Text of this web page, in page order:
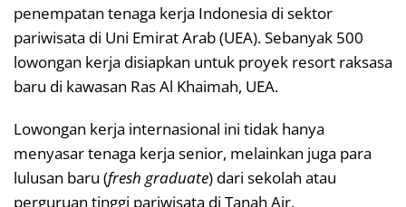
penempatan tenaga kerja Indonesia di sektor
pariwisata di Uni Emirat Arab (UEA). Sebanyak 500
lowongan kerja disiapkan untuk proyek resort raksasa
baru di kawasan Ras Al Khaimah, UEA.
Lowongan kerja internasional ini tidak hanya
menyasar tenaga kerja senior, melainkan juga para
lulusan baru (fresh graduate) dari sekolah atau
perguruan tinggi pariwisata di Tanah Air.